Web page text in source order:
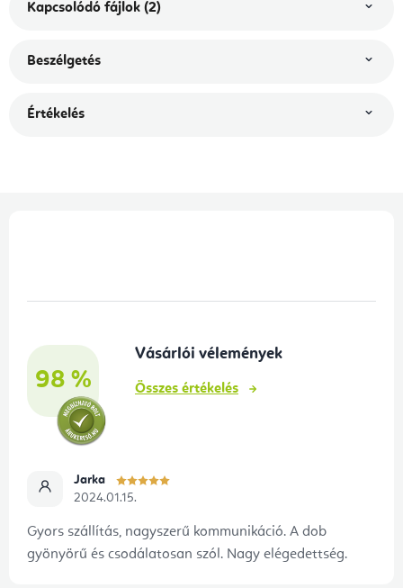
Kapcsolódó fájlok (2)
Beszélgetés
Értékelés
98 %
Vásárlói vélemények
Összes értékelés
Jarka
2024.01.15.
Gyors szállítás, nagyszerű kommunikáció. A dob
gyönyörű és csodálatosan szól. Nagy elégedettség.